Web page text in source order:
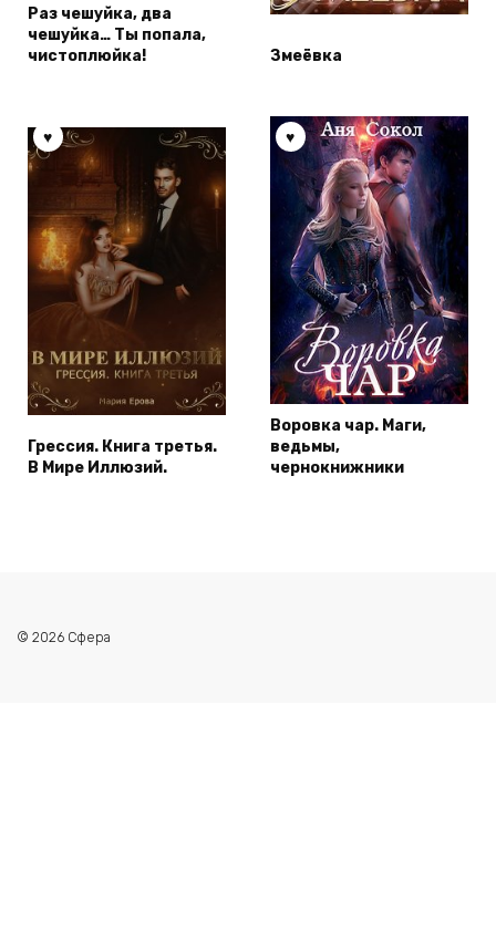
Раз чешуйка, два
чешуйка… Ты попала,
чистоплюйка!
Змеёвка
Грессия. Книга третья.
В Мире Иллюзий.
Воровка чар. Маги,
ведьмы,
чернокнижники
© 2026 Сфера